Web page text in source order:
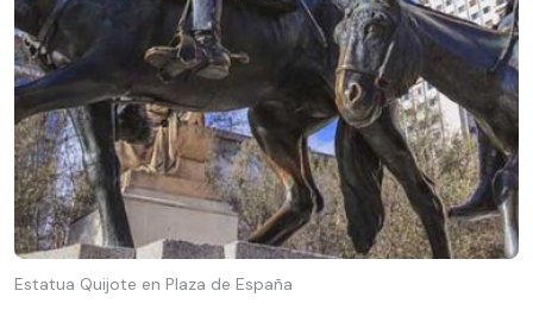
Estatua Quijote en Plaza de España